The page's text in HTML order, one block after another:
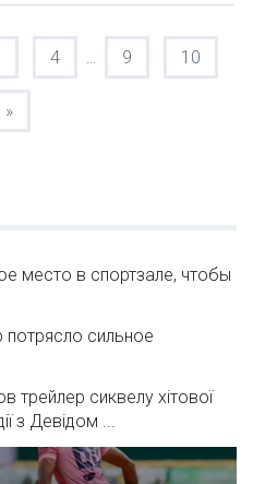
4 9 10
»
место в спортзале, чтобы
сильное
трейлер сиквелу хітової
з Девідом ...